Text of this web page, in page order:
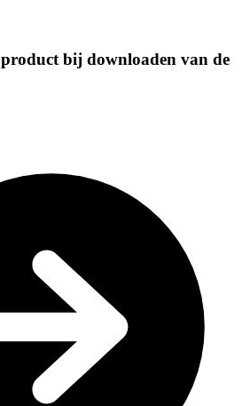
product bij downloaden van de